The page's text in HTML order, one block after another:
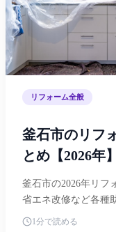
リフォーム全般
釜石市のリフ
とめ【2026年】
釜石市の2026年リフ
省エネ改修など各種
1分で読める